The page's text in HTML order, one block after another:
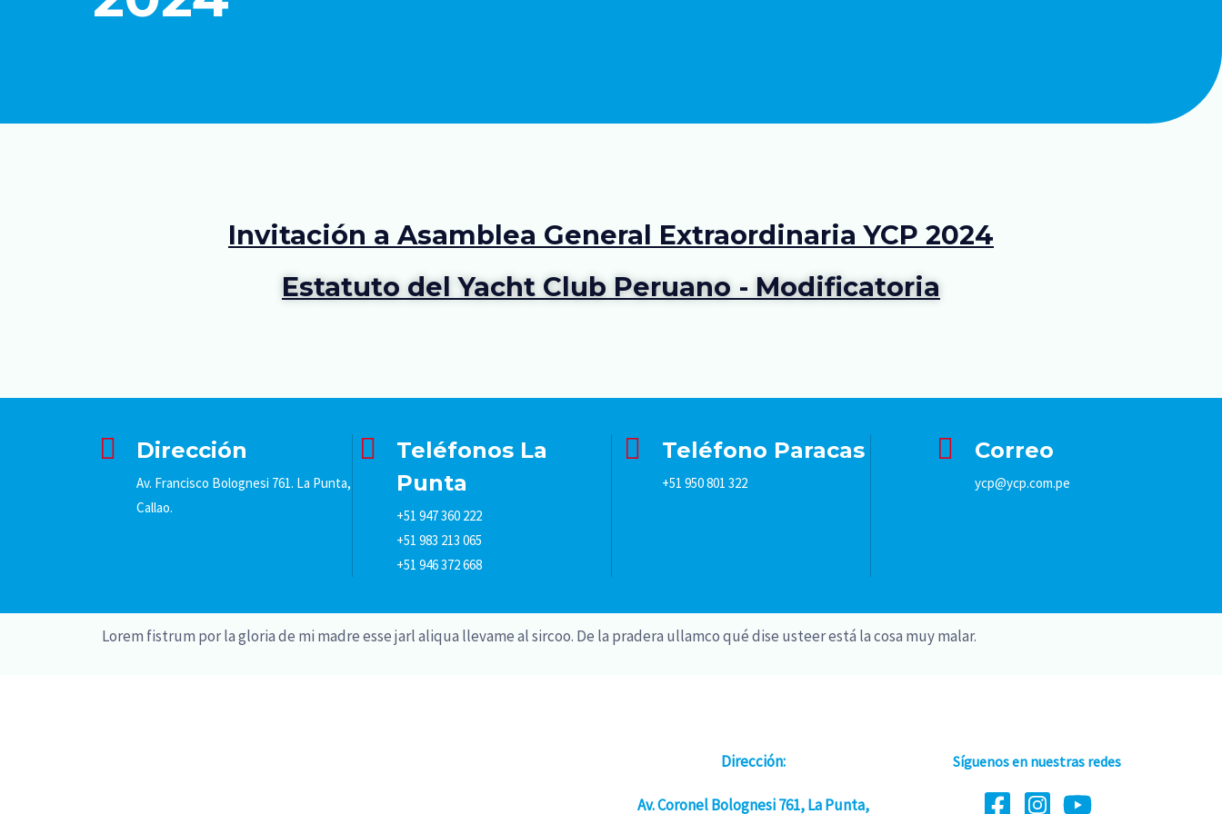
Invitación a Asamblea General Extraordinaria YCP 2024
Estatuto del Yacht Club Peruano - Modificatoria
Dirección
Av. Francisco Bolognesi 761. La Punta,
Callao.
Teléfonos La
Punta
+51 947 360 222
+51 983 213 065
+51 946 372 668
Teléfono Paracas
+51 950 801 322
Correo
ycp@ycp.com.pe
Lorem fistrum por la gloria de mi madre esse jarl aliqua llevame al sircoo. De la pradera ullamco qué dise usteer está la cosa muy malar.
Dirección:
Av. Coronel Bolognesi 761, La Punta,
Síguenos en nuestras redes